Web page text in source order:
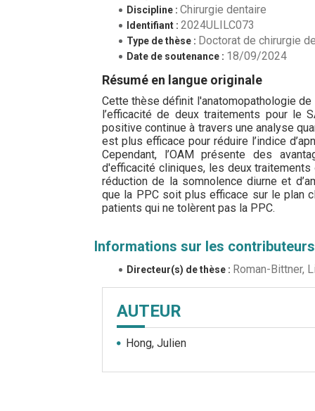
Discipline : Chirurgie dentaire
Identifiant : 2024ULILC073
Type de thèse : Doctorat de chirurgie
Date de soutenance : 18/09/2024
Résumé en langue originale
Cette thèse définit l'anatomopathologie de
l’efficacité de deux traitements pour le
positive continue à travers une analyse
est plus efficace pour réduire l’indice
Cependant, l’OAM présente des
d'efficacité cliniques, les deux
réduction de la somnolence diurne et
que la PPC soit plus efficace sur le plan
patients qui ne tolèrent pas la PPC.
Informations sur les contributeurs
Directeur(s) de thèse : Roman-Bittner,
AUTEUR
Hong, Julien